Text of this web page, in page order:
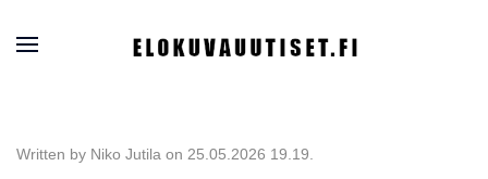
Written by Niko Jutila on 25.05.2026 19.19